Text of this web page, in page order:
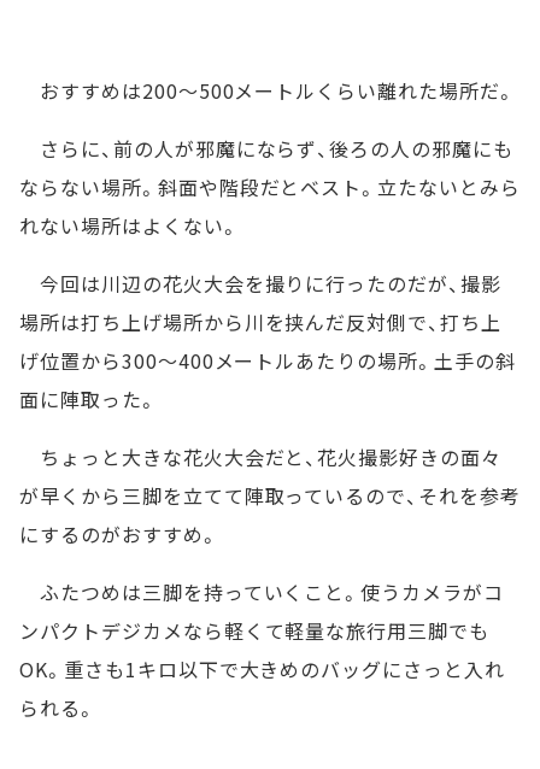
おすすめは200～500メートルくらい離れた場所だ。
さらに、前の人が邪魔にならず、後ろの人の邪魔にも
ならない場所。斜面や階段だとベスト。立たないとみら
れない場所はよくない。
今回は川辺の花火大会を撮りに行ったのだが、撮影
場所は打ち上げ場所から川を挟んだ反対側で、打ち上
げ位置から300～400メートルあたりの場所。土手の斜
面に陣取った。
ちょっと大きな花火大会だと、花火撮影好きの面々
が早くから三脚を立てて陣取っているので、それを参考
にするのがおすすめ。
ふたつめは三脚を持っていくこと。使うカメラがコ
ンパクトデジカメなら軽くて軽量な旅行用三脚でも
OK。重さも1キロ以下で大きめのバッグにさっと入れ
られる。